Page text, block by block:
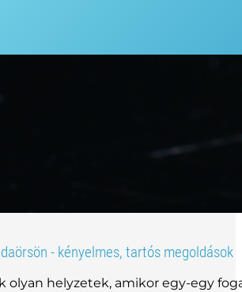
- kényelmes, tartós megoldások
olyan helyzetek, amikor egy-egy